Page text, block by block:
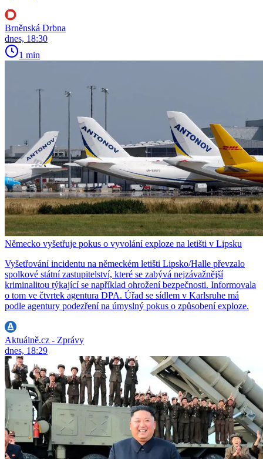
Brněnská Drbna
dnes, 18:30
1 min
Německo vyšetřuje pokus o vyvolání exploze na letišti v Lipsku
Vyšetřování incidentu na německém letišti Lipsko/Halle převzalo
spolkové státní zastupitelství, které se zabývá nejzávažnější
kriminalitou týkající se například ohrožení bezpečnosti. Informovala
o tom ve čtvrtek agentura DPA. Úřad se sídlem v Karlsruhe má
podle agentury podezření na úmyslný pokus o způsobení exploze.
Aktuálně.cz - Zprávy
dnes, 18:29